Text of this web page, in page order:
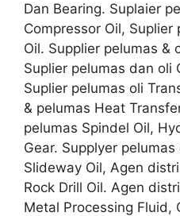
Dan Bearing. Suplaier
Compressor Oil, Suplier
Oil. Supplier pelumas &
Suplier pelumas dan oli
Suplier pelumas oli
& pelumas Heat
pelumas Spindel Oil,
Gear. Supplyer
Slideway Oil, Agen
Rock Drill Oil. Agen
Metal Processing Fluid,